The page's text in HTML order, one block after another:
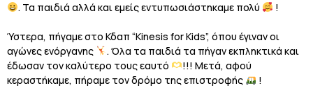
. Τα παιδιά αλλά και εμείς εντυπωσιάστηκαμε πολύ
!
Ύστερα, πήγαμε στο Κδαπ “Kinesis for Kids”, όπου έγιναν οι
αγώνες ενόργανης
. Όλα τα παιδιά τα πήγαν εκπληκτικά και
έδωσαν τον καλύτερο τους εαυτό
!!! Μετά, αφού
κεραστήκαμε, πήραμε τον δρόμο της επιστροφής
!